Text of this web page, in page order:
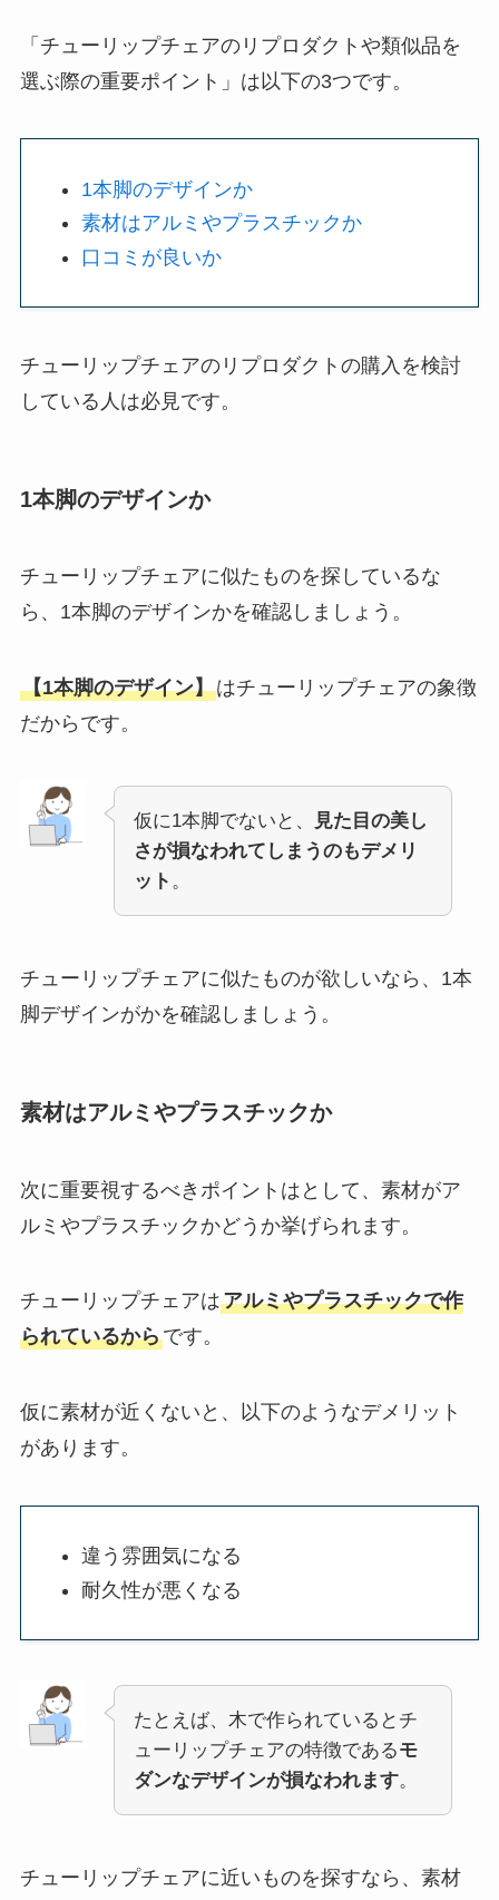
「チューリップチェアのリプロダクトや類似品を
選ぶ際の重要ポイント」は以下の3つです。
1本脚のデザインか
素材はアルミやプラスチックか
口コミが良いか
チューリップチェアのリプロダクトの購入を検討
している人は必見です。
1本脚のデザインか
チューリップチェアに似たものを探しているな
ら、1本脚のデザインかを確認しましょう。
【1本脚のデザイン】はチューリップチェアの象徴
だからです。
仮に1本脚でないと、
見た目の美し
さが損なわれてしまうのもデメリ
ット 。
チューリップチェアに似たものが欲しいなら、1本
脚デザインがかを確認しましょう。
素材はアルミやプラスチックか
次に重要視するべきポイントはとして、素材がア
ルミやプラスチックかどうか挙げられます。
チューリップチェアはアルミやプラスチックで作
られているからです。
仮に素材が近くないと、以下のようなデメリット
があります。
違う雰囲気になる
耐久性が悪くなる
たとえば、木で作られているとチ
ューリップチェアの特徴であるモ
ダンなデザインが損なわれます。
チューリップチェアに近いものを探すなら、素材